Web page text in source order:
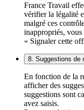
France Travail
vérifier la légalité
malgré ces
inappropriés,
« Signaler cette
8. Suggestions de
En fonction de la
afficher des
suggestions sont
avez saisis.